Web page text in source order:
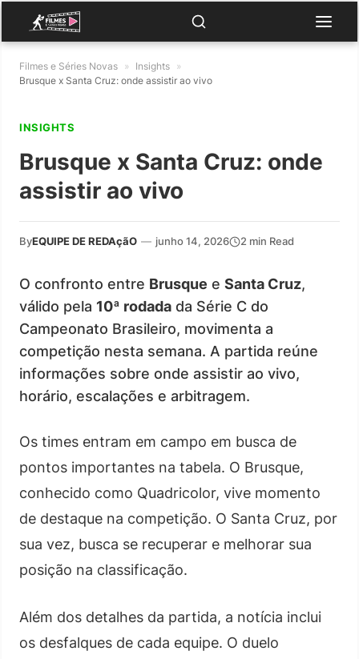
Filmes e Séries Novas » Insights »
Brusque x Santa Cruz: onde assistir ao vivo
INSIGHTS
Brusque x Santa Cruz: onde
assistir ao vivo
ByEQUIPE DE REDAçãO — junho 14, 2026 2 min Read
O confronto entre Brusque e Santa Cruz,
válido pela 10ª rodada da Série C do
Campeonato Brasileiro, movimenta a
competição nesta semana. A partida reúne
informações sobre onde assistir ao vivo,
horário, escalações e arbitragem.
Os times entram em campo em busca de
pontos importantes na tabela. O Brusque,
conhecido como Quadricolor, vive momento
de destaque na competição. O Santa Cruz, por
sua vez, busca se recuperar e melhorar sua
posição na classificação.
Além dos detalhes da partida, a notícia inclui
os desfalques de cada equipe. O duelo